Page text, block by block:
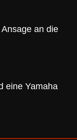
an die
eine Yamaha